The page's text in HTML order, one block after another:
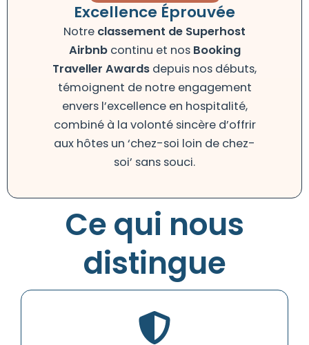
Excellence Éprouvée
Notre classement de Superhost
Airbnb continu et nos Booking
Traveller Awards depuis nos débuts,
témoignent de notre engagement
envers l’excellence en hospitalité,
combiné à la volonté sincère d’offrir
aux hôtes un ‘chez-soi loin de chez-
soi’ sans souci.
Ce qui nous
distingue